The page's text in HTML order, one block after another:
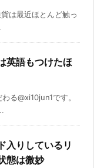
は最近ほとんど触っ
英語もつけたほ
る@xi10jun1です。
入りしているリ
態は微妙